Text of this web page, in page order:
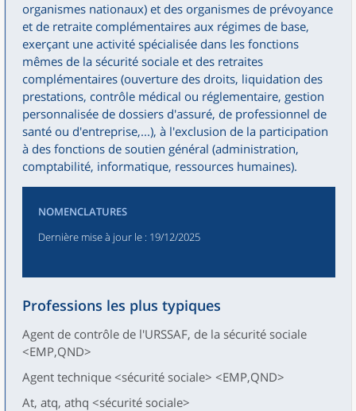
organismes nationaux) et des organismes de prévoyance
et de retraite complémentaires aux régimes de base,
exerçant une activité spécialisée dans les fonctions
mêmes de la sécurité sociale et des retraites
complémentaires (ouverture des droits, liquidation des
prestations, contrôle médical ou réglementaire, gestion
personnalisée de dossiers d'assuré, de professionnel de
santé ou d'entreprise,...), à l'exclusion de la participation
à des fonctions de soutien général (administration,
comptabilité, informatique, ressources humaines).
NOMENCLATURES
Dernière mise à jour le : 19/12/2025
Professions les plus typiques
Agent de contrôle de l'URSSAF, de la sécurité sociale
<EMP,QND>
Agent technique <sécurité sociale> <EMP,QND>
At, atq, athq <sécurité sociale>